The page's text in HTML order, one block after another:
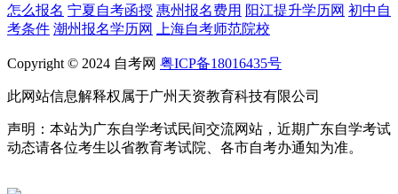
怎么报名 宁夏自考函授 惠州报名费用 阳江提升学历网 初中自
考条件 潮州报名学历网 上海自考师范院校
Copyright © 2024 自考网 粤ICP备18016435号
此网站信息解释权属于广州天资教育科技有限公司
声明：本站为广东自学考试民间交流网站，近期广东自学考试
动态请各位考生以省教育考试院、各市自考办通知为准。